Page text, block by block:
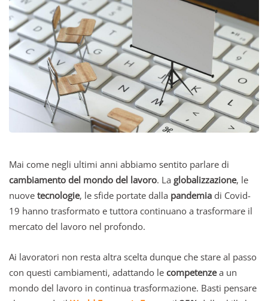
Mai come negli ultimi anni abbiamo sentito parlare di
cambiamento del mondo del lavoro. La globalizzazione, le
nuove tecnologie, le sfide portate dalla pandemia di Covid-
19 hanno trasformato e tuttora continuano a trasformare il
mercato del lavoro nel profondo.
Ai lavoratori non resta altra scelta dunque che stare al passo
con questi cambiamenti, adattando le competenzea un
mondo del lavoro in continua trasformazione. Basti pensare